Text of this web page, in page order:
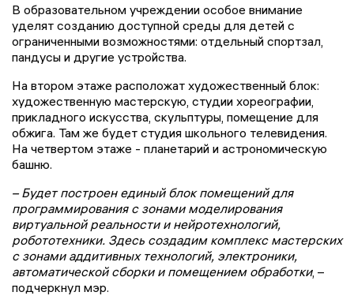
В образовательном учреждении особое внимание
уделят созданию доступной среды для детей с
ограниченными возможностями: отдельный спортзал,
пандусы и другие устройства.
На втором этаже расположат художественный блок:
художественную мастерскую, студии хореографии,
прикладного искусства, скульптуры, помещение для
обжига. Там же будет студия школьного телевидения.
На четвертом этаже - планетарий и астрономическую
башню.
– Будет построен единый блок помещений для
программирования с зонами моделирования
виртуальной реальности и нейротехнологий,
робототехники. Здесь создадим комплекс мастерских
с зонами аддитивных технологий, электроники,
автоматической сборки и помещением обработки, –
подчеркнул мэр.